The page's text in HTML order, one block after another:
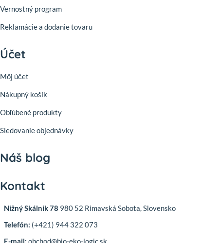
Vernostný program
Reklamácie a dodanie tovaru
Účet
Môj účet
Nákupný košík
Obľúbené produkty
Sledovanie objednávky
Náš blog
Kontakt
Nižný Skálnik 78 980 52 Rimavská Sobota, Slovensko
Telefón: (+421) 944 322 073
E-mail: obchod@bio-eko-logic.sk